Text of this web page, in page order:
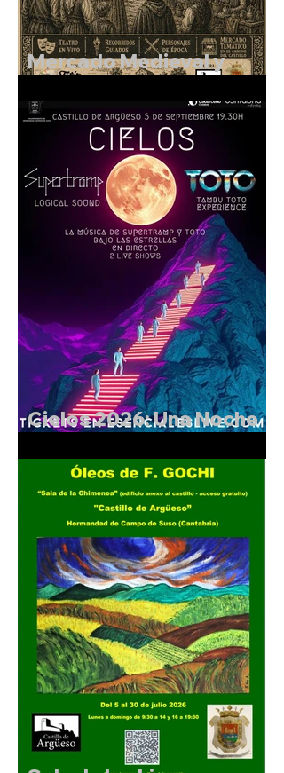
Mercado Medieval y
entorno del Castillo de
Argüeso
Cielos 2026: Una Noche
Argüeso.